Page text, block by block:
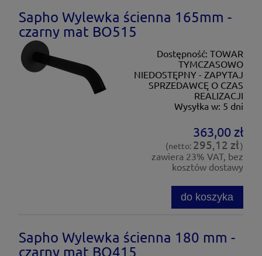
Sapho Wylewka ścienna 165mm -
czarny mat BO515
Dostępność: TOWAR
TYMCZASOWO
NIEDOSTĘPNY - ZAPYTAJ
SPRZEDAWCĘ O CZAS
REALIZACJI
Wysyłka w: 5 dni
363,00 zł
(netto: 295,12 zł)
zawiera 23% VAT, bez
kosztów dostawy
do koszyka
Sapho Wylewka ścienna 180 mm -
czarny mat BO415